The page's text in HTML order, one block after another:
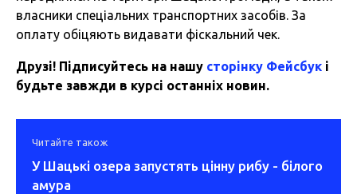
власники спеціальних транспортних засобів. За
оплату обіцяють видавати фіскальний чек.
Друзі! Підписуйтесь на нашу сторінку Фейсбук і
будьте завжди в курсі останніх новин.
Читайте також
У Шацькі озера запустять цінну рибу - білого
амура